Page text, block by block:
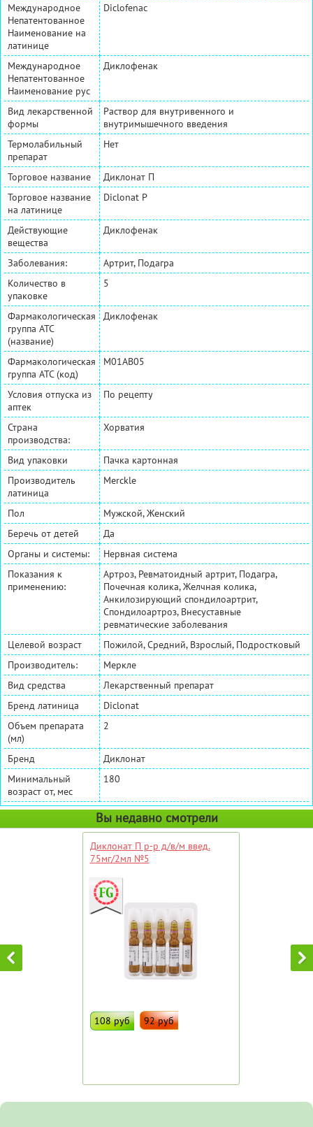
Международное
Непатентованное
Наименование на
латинице
Diclofenac
Международное
Непатентованное
Наименование рус
Диклофенак
Вид лекарственной
формы
Раствор для внутривенного и
внутримышечного введения
Термолабильный
препарат
Нет
Торговое название
Диклонат П
Торговое название
на латинице
Diclonat P
Действующие
вещества
Диклофенак
Заболевания:
Артрит, Подагра
Количество в
упаковке
5
Фармакологическая
группа АТС
(название)
Диклофенак
Фармакологическая
группа АТС (код)
M01AB05
Условия отпуска из
аптек
По рецепту
Страна
производства:
Хорватия
Вид упаковки
Пачка картонная
Производитель
латиница
Merckle
Пол
Мужской, Женский
Беречь от детей
Да
Органы и системы:
Нервная система
Показания к
применению:
Артроз, Ревматоидный артрит, Подагра,
Почечная колика, Желчная колика,
Анкилозирующий спондилоартрит,
Спондилоартроз, Внесуставные
ревматические заболевания
Целевой возраст
Пожилой, Средний, Взрослый, Подростковый
Производитель:
Меркле
Вид средства
Лекарственный препарат
Бренд латиница
Diclonat
Объем препарата
(мл)
2
Бренд
Диклонат
Минимальный
возраст от, мес
180
Вы недавно смотрели
Диклонат П р-р д/в/м введ.
75мг/2мл №5
108 руб 92 руб